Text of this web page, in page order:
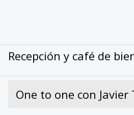
Recepción y café de
One to one con Javier